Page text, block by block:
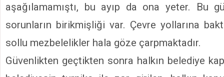
aşağılamamıştı, bu ayıp da ona yeter. Bu
sorunların birikmişliği var. Çevre yollarına
sollu mezbelelikler hala göze çarpmaktadır.
Güvenlikten geçtikten sonra halkın belediye